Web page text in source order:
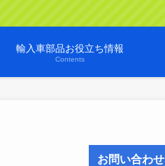
輸入車部品お役立ち情報
Contents
お問い合わせ